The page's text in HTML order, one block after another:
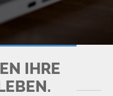
IHRE